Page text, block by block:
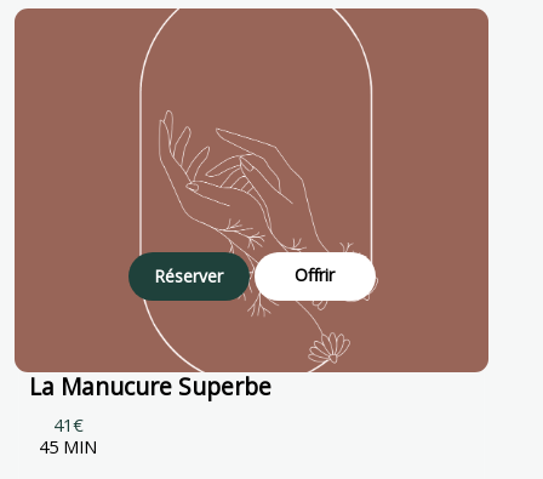
Réserver Offrir
La Manucure Superbe
41€
45 MIN